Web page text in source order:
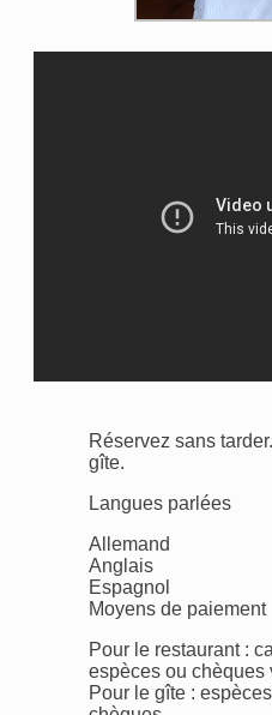
Réservez sans
gîte.
Langues parlées
Allemand
Anglais
Espagnol
Moyens de paiement
Pour le restaurant :
espèces ou chèques
Pour le gîte :